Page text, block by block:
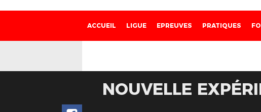
ACCUEIL LIGUE EPREUVES PRATIQUES
NOUVELLE